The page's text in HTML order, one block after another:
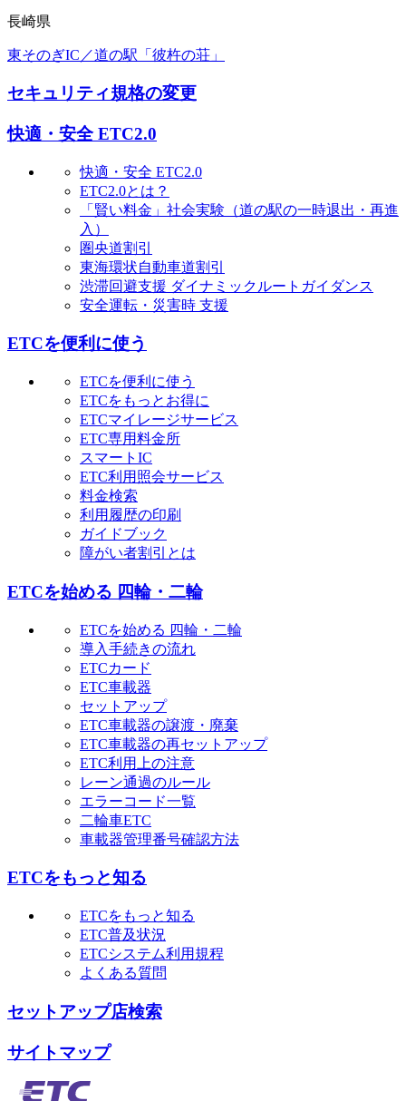
長崎県
東そのぎIC／道の駅「彼杵の荘」
セキュリティ規格の変更
快適・安全 ETC2.0
快適・安全 ETC2.0
ETC2.0とは？
「賢い料金」社会実験（道の駅の一時退出・再進
入）
圏央道割引
東海環状自動車道割引
渋滞回避支援 ダイナミックルートガイダンス
安全運転・災害時 支援
ETCを便利に使う
ETCを便利に使う
ETCをもっとお得に
ETCマイレージサービス
ETC専用料金所
スマートIC
ETC利用照会サービス
料金検索
利用履歴の印刷
ガイドブック
障がい者割引とは
ETCを始める 四輪・二輪
ETCを始める 四輪・二輪
導入手続きの流れ
ETCカード
ETC車載器
セットアップ
ETC車載器の譲渡・廃棄
ETC車載器の再セットアップ
ETC利用上の注意
レーン通過のルール
エラーコード一覧
二輪車ETC
車載器管理番号確認方法
ETCをもっと知る
ETCをもっと知る
ETC普及状況
ETCシステム利用規程
よくある質問
セットアップ店検索
サイトマップ